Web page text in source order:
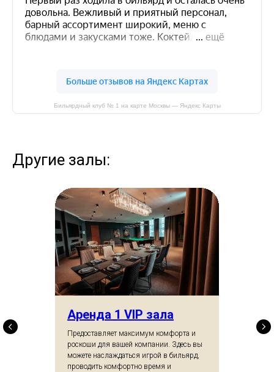
Бильярдный клуб № 1 на карте Москвы — Яндекс Карты
Другие залы:
Аренда 1 VIP зала
Предоставляет максимум комфорта и
роскоши для вашей компании. Здесь вы
можете наслаждаться игрой в бильярд,
проводить комфортно время и